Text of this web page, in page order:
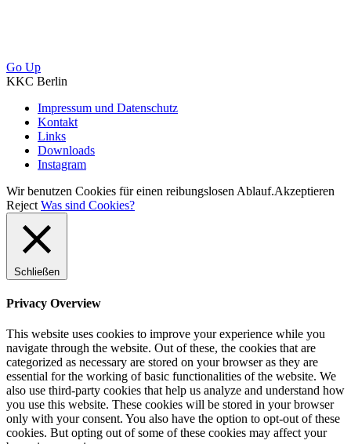
Go Up
KKC Berlin
Impressum und Datenschutz
Kontakt
Links
Downloads
Instagram
Wir benutzen Cookies für einen reibungslosen Ablauf.Akzeptieren
Reject Was sind Cookies?
Schließen
Privacy Overview
This website uses cookies to improve your experience while you
navigate through the website. Out of these, the cookies that are
categorized as necessary are stored on your browser as they are
essential for the working of basic functionalities of the website. We
also use third-party cookies that help us analyze and understand how
you use this website. These cookies will be stored in your browser
only with your consent. You also have the option to opt-out of these
cookies. But opting out of some of these cookies may affect your